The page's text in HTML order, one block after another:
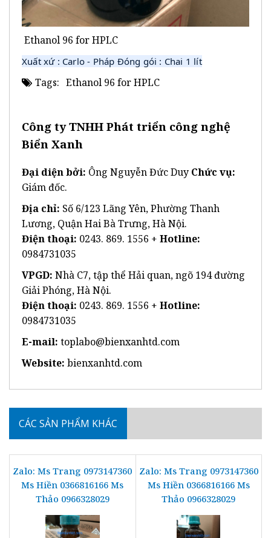
Ethanol 96 for HPLC
Xuất xứ : Carlo - Pháp Đóng gói : Chai 1 lít
Tags: Ethanol 96 for HPLC
Công ty TNHH Phát triển công nghệ
Biển Xanh
Đại diện bởi: Ông Nguyễn Đức Duy Chức vụ:
Giám đốc.
Địa chỉ: Số 6/123 Lãng Yên, Phường Thanh
Lương, Quận Hai Bà Trưng, Hà Nội.
Điện thoại: 0243. 869. 1556 + Hotline:
0984731035
VPGD: Nhà C7, tập thể Hải quan, ngõ 194 đường
Giải Phóng, Hà Nội.
Điện thoại: 0243. 869. 1556 + Hotline:
0984731035
E-mail: toplabo@bienxanhtd.com
Website: bienxanhtd.com
CÁC SẢN PHẨM KHÁC
Zalo: Ms Trang 0973147360
Ms Hiền 0366816166 Ms
Thảo 0966328029
Zalo: Ms Trang 0973147360
Ms Hiền 0366816166 Ms
Thảo 0966328029